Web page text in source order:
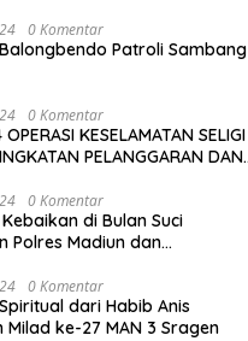
0 Komentar
Patroli Sambang
0 Komentar
OPERASI KESELAMATAN SELIGI
PELANGGARAN DAN
0 Komentar
di Bulan Suci
Polres Madiun dan
0 Komentar
dari Habib Anis
Milad ke-27 MAN 3 Sragen